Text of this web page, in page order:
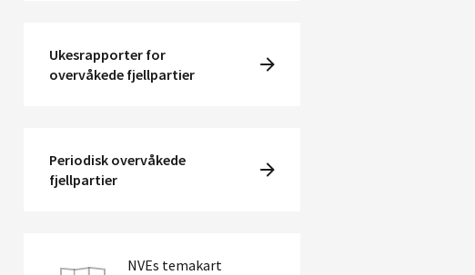
Ukesrapporter for
overvåkede fjellpartier
Periodisk overvåkede
fjellpartier
NVEs temakart